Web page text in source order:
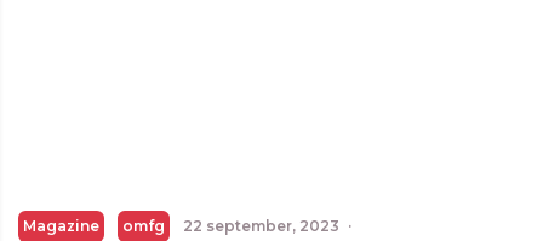
Magazine omfg 22 september, 2023 ·